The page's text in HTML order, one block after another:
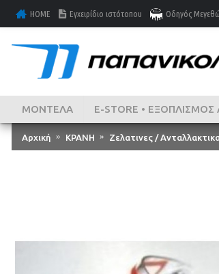
HOME Εγχειρίδιο ιστότοπου Οδηγός
ΜΟΝΤΕΛΑ E-STORE •
Αρχική ΚΡΑΝΗ Ζελατινες / Ανταλλακτικα